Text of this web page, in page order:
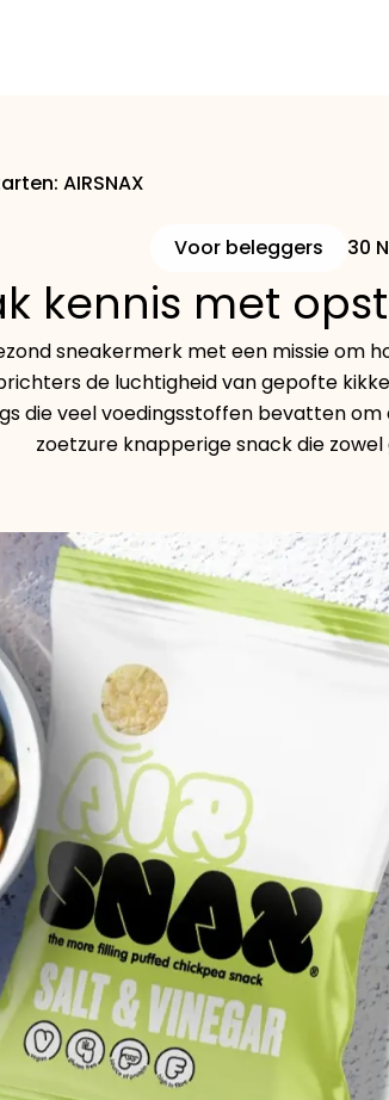
AIRSNAX
Voor beleggers 30
kennis met
sneakermerk met een missie om
de luchtigheid van gepofte
die veel voedingsstoffen bevatten om
zoetzure knapperige snack die zowel